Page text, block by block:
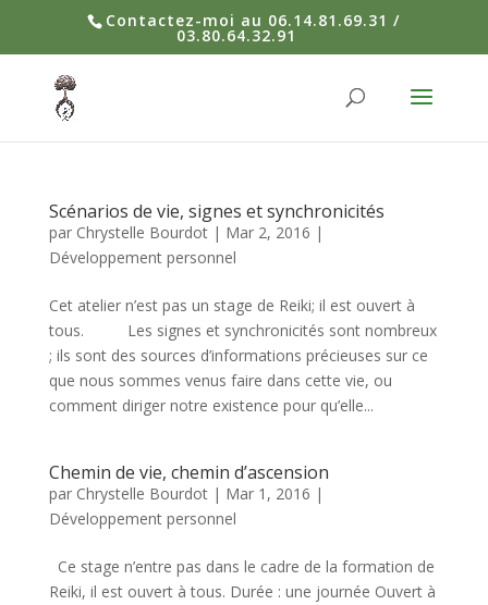
Contactez-moi au 06.14.81.69.31 /
03.80.64.32.91
Scénarios de vie, signes et synchronicités
par Chrystelle Bourdot| Mar 2, 2016 |
Développement personnel
Cet atelier n’est pas un stage de Reiki; il est ouvert à
tous. Les signes et synchronicités sont nombreux
; ils sont des sources d’informations précieuses sur ce
que nous sommes venus faire dans cette vie, ou
comment diriger notre existence pour qu’elle...
Chemin de vie, chemin d’ascension
par Chrystelle Bourdot| Mar 1, 2016 |
Développement personnel
Ce stage n’entre pas dans le cadre de la formation de
Reiki, il est ouvert à tous. Durée : une journée Ouvert à